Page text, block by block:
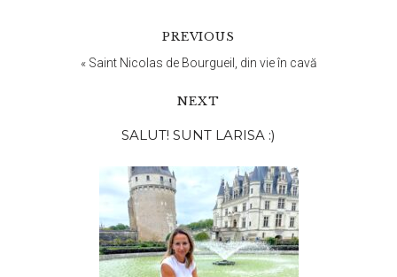
PREVIOUS
« Saint Nicolas de Bourgueil, din vie în cavă
NEXT
principală
SALUT! SUNT LARISA :)